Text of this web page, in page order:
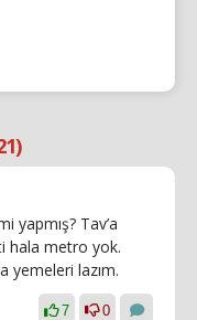
yapmış? Tav’a
hala metro yok.
yemeleri lazım.
7 0